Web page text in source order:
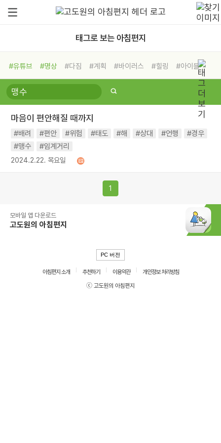
태그로 보는 아침편지
#유튜브 #명상 #다짐 #계획 #바이러스 #힐링
#아이들
#비전캠프
#독서캠프 #삶
#희망
#나눔 #친구 #링컨학교
#독서
#건강 #면역력
마음이 편안해질 때까지
#배려 #편안 #위험 #태도 #해 #상대 #언행
#경우
#맹수
#임계거리
2024.2.22. 목요일
1
모바일 앱 다운로드
고도원의 아침편지
PC 버전
아침편지 소개 추천하기 이용약관
개인정보 처리방침
ⓒ 고도원의 아침편지